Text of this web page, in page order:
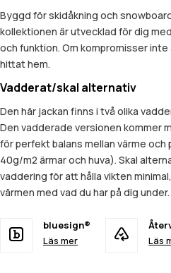
Byggd för skidåkning och
kollektionen är utvecklad för dig
och funktion. Om kompromisser
hittat hem.
Vadderat/skal alternativ
Den här jackan finns i två olika
Den vadderade versionen kommer
för perfekt balans mellan värme
40g/m2 ärmar och huva). Skal
vaddering för att hålla vikten
värmen med vad du har på dig under.
bluesign®
Läs mer
Läs